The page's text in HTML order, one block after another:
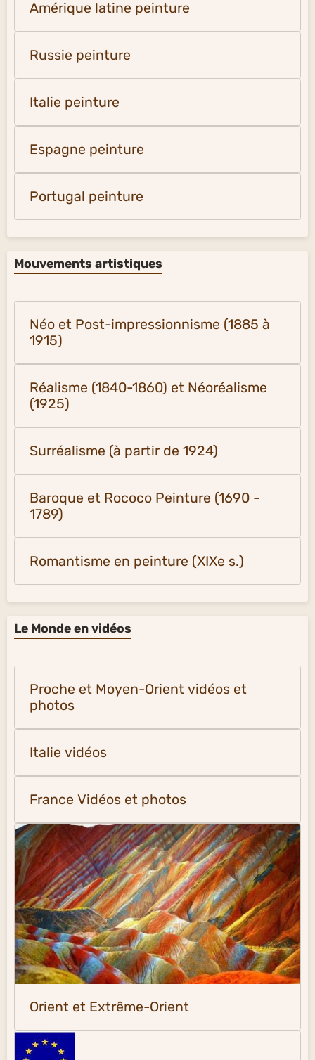
Amérique latine peinture
Russie peinture
Italie peinture
Espagne peinture
Portugal peinture
Mouvements artistiques
Néo et Post-impressionnisme (1885 à
1915)
Réalisme (1840-1860) et Néoréalisme
(1925)
Surréalisme (à partir de 1924)
Baroque et Rococo Peinture (1690 -
1789)
Romantisme en peinture (XIXe s.)
Le Monde en vidéos
Proche et Moyen-Orient vidéos et
photos
Italie vidéos
France Vidéos et photos
Orient et Extrême-Orient